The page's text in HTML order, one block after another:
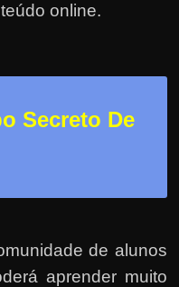
online.
Secreto De
de alunos
aprender muito